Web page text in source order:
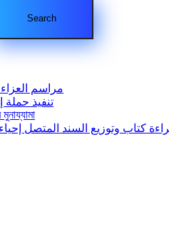
مراسم
تنفيذ حملة
كتاب وتوزيع السند المتصل